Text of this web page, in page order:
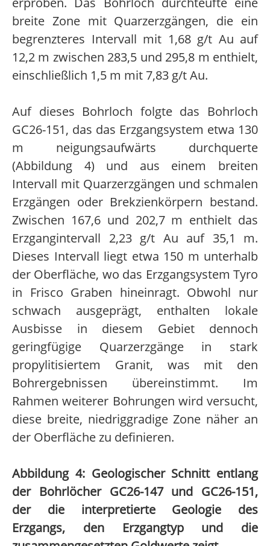
breite Zone mit Quarzerzgängen, die ein
begrenzteres Intervall mit 1,68 g/t Au auf
12,2 m zwischen 283,5 und 295,8 m enthielt,
einschließlich 1,5 m mit 7,83 g/t Au.
Auf dieses Bohrloch folgte das Bohrloch
GC26-151, das das Erzgangsystem etwa 130
m neigungsaufwärts durchquerte
(Abbildung 4) und aus einem breiten
Intervall mit Quarzerzgängen und schmalen
Erzgängen oder Brekzienkörpern bestand.
Zwischen 167,6 und 202,7 m enthielt das
Erzgangintervall 2,23 g/t Au auf 35,1 m.
Dieses Intervall liegt etwa 150 m unterhalb
der Oberfläche, wo das Erzgangsystem Tyro
in Frisco Graben hineinragt. Obwohl nur
schwach ausgeprägt, enthalten lokale
Ausbisse in diesem Gebiet dennoch
geringfügige Quarzerzgänge in stark
propylitisiertem Granit, was mit den
Bohrergebnissen übereinstimmt. Im
Rahmen weiterer Bohrungen wird versucht,
diese breite, niedriggradige Zone näher an
der Oberfläche zu definieren.
Abbildung 4: Geologischer Schnitt entlang
der Bohrlöcher GC26-147 und GC26-151,
der die interpretierte Geologie des
Erzgangs, den Erzgangtyp und die